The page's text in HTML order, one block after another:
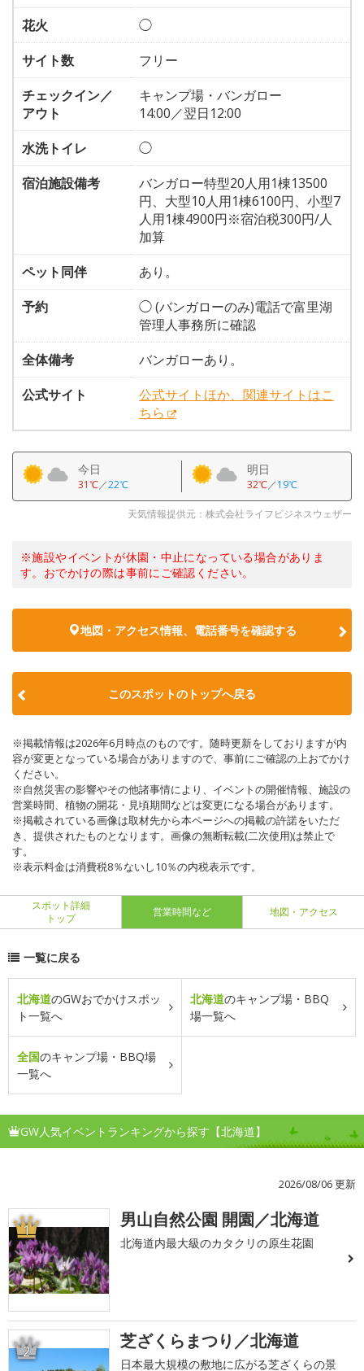
花火
◯
サイト数
フリー
チェックイン／
アウト
キャンプ場・バンガロー
14:00／翌日12:00
水洗トイレ
◯
宿泊施設備考
バンガロー特型20人用1棟13500
円、大型10人用1棟6100円、小型7
人用1棟4900円※宿泊税300円/人
加算
ペット同伴
あり。
予約
◯ (バンガローのみ)電話で富里湖
管理人事務所に確認
全体備考
バンガローあり。
公式サイト
公式サイトほか、関連サイトはこ
ちら
今日
31℃／22℃
明日
32℃／19℃
天気情報提供元：株式会社ライフビジネスウェザー
※施設やイベントが休園・中止になっている場合がありま
す。おでかけの際は事前にご確認ください。
地図・アクセス情報、電話番号を確認する
このスポットのトップへ戻る
※掲載情報は2026年6月時点のものです。随時更新をしておりますが内
容が変更となっている場合がありますので、事前にご確認の上おでかけ
ください。
※自然災害の影響やその他諸事情により、イベントの開催情報、施設の
営業時間、植物の開花・見頃期間などは変更になる場合があります。
※掲載されている画像は取材先から本ページへの掲載の許諾をいただ
き、提供されたものとなります。画像の無断転載(二次使用)は禁止で
す。
※表示料金は消費税8％ないし10％の内税表示です。
スポット詳細
トップ
営業時間など 地図・アクセス
一覧に戻る
北海道のGWおでかけスポッ
ト一覧へ
北海道のキャンプ場・BBQ
場一覧へ
全国のキャンプ場・BBQ場
一覧へ
GW人気イベントランキングから探す【北海道】
2026/08/06 更新
1 男山自然公園 開園／北海道
北海道内最大級のカタクリの原生花園
2 芝ざくらまつり／北海道
日本最大規模の敷地に広がる芝ざくらの景